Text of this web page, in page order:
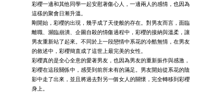
彩櫻一邊和其他同學一起安慰著傷心人，一邊兩人的感情，也因為
這樣的聚會日漸升溫。
剛開始，彩櫻的出現，幾乎成了天使般的存在。對男友而言，面臨
離職、瀕臨崩潰、企圖自殺的情傷過程中，彩櫻的接納與溫柔，讓
男友重新站了起來。不同於上一段戀情中系花的冷酷無情，在男友
的敘述中，彩櫻簡直成了這世上最完美的女性。
彩櫻真的是全心全意的愛著男友，也因為男友的重新振作與感激，
彩櫻在這段關係中，感受到前所未有的滿足。男友開始從系花的陰
影中走了出來，並且將過去對另一個女人的關懷，完全轉移到彩櫻
身上。